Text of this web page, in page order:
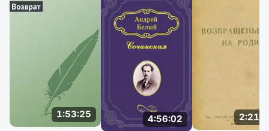
1:53:25 4:56:02